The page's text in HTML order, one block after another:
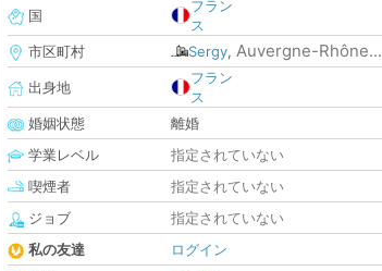
国
フラン
ス
市区町村
Sergy, Auvergne-Rhône...
出身地
フラン
ス
婚姻状態
離婚
学業レベル
指定されていない
喫煙者
指定されていない
ジョブ
指定されていない
私の友達
ログイン